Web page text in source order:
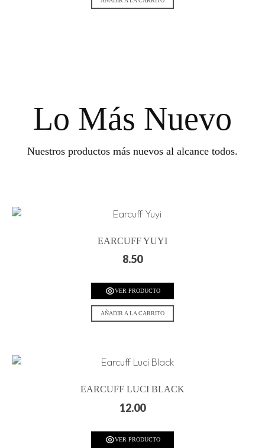
Lo Más Nuevo
Nuestros productos más nuevos al alcance todos.
EARCUFF YUYI
8.50
VER PRODUCTO
AÑADIR A LA CARRITO
EARCUFF LUCI BLACK
12.00
VER PRODUCTO